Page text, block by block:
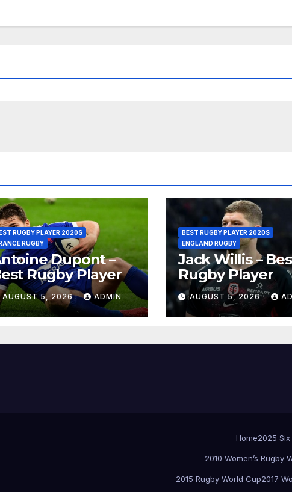
RUGBY PLAYER 2020S
RUGBY
Dupont –
Rugby Player
AUGUST 5, 2026 ADMIN
BEST RUGBY PLAYER 2020S
ENGLAND RUGBY
Jack Willis –
Rugby Player
AUGUST 5, 2026
Home2025
2010 Women’s Rugby
2015 Rugby World Cup2017